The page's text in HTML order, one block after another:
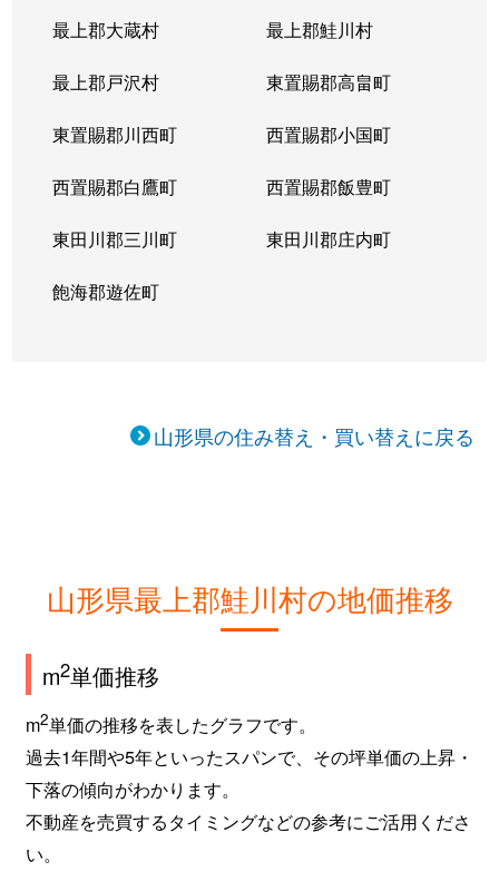
最上郡大蔵村 最上郡鮭川村
最上郡戸沢村 東置賜郡高畠町
東置賜郡川西町 西置賜郡小国町
西置賜郡白鷹町 西置賜郡飯豊町
東田川郡三川町 東田川郡庄内町
飽海郡遊佐町
山形県の住み替え・買い替えに戻る
山形県最上郡鮭川村の地価推移
m2単価推移
m2単価の推移を表したグラフです。
過去1年間や5年といったスパンで、その坪単価の上昇・
下落の傾向がわかります。
不動産を売買するタイミングなどの参考にご活用くださ
い。